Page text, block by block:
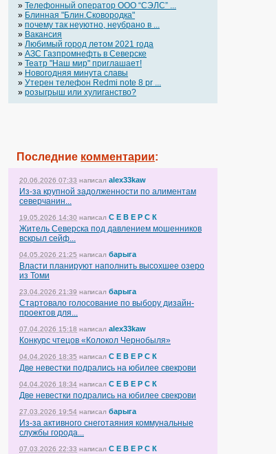
» Телефонный оператор OOO “СЭЛС” ...
» Блинная "Блин.Сковородка"
» почему так неуютно, неубрано в ...
» Вакансия
» Любимый город летом 2021 года
» АЗС Газпромнефть в Северске
» Театр "Наш мир" приглашает!
» Новогодняя минута славы
» Утерен телефон Redmi note 8 pr ...
» розыгрыш или хулиганство?
Последние комментарии:
20.06.2026 07:33 написал alex33kaw
Из-за крупной задолженности по алиментам
северчанин...
19.05.2026 14:30 написал С Е В Е Р С К
Житель Северска под давлением мошенников
вскрыл сейф...
04.05.2026 21:25 написал барыга
Власти планируют наполнить высохшее озеро
из Томи
23.04.2026 21:39 написал барыга
Стартовало голосование по выбору дизайн-
проектов для...
07.04.2026 15:18 написал alex33kaw
Конкурс чтецов «Колокол Чернобыля»
04.04.2026 18:35 написал С Е В Е Р С К
Две невестки подрались на юбилее свекрови
04.04.2026 18:34 написал С Е В Е Р С К
Две невестки подрались на юбилее свекрови
27.03.2026 19:54 написал барыга
Из-за активного снеготаяния коммунальные
службы города...
07.03.2026 22:33 написал С Е В Е Р С К